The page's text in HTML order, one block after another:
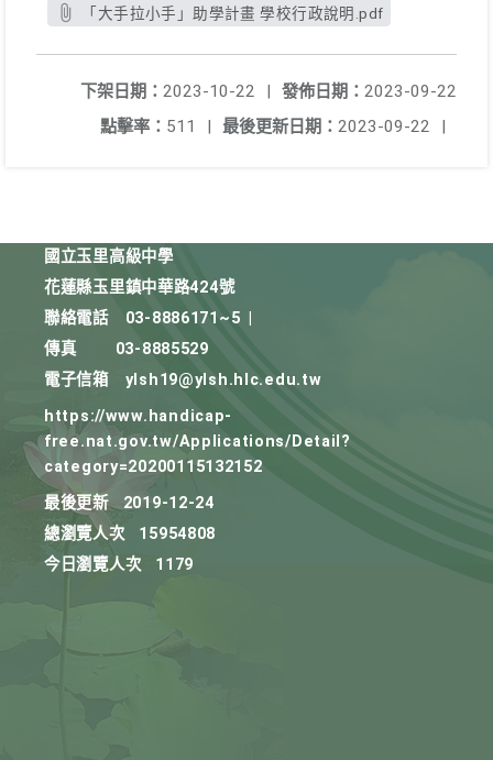
「大手拉小手」助學計畫 學校行政說明.pdf
發佈日期： 2023-09-22
下架日期： 2023-10-22
|
最後更新日期： 2023-09-22 |
點擊率： 511 |
國立玉里高級中學
花蓮縣玉里鎮中華路424號
聯絡電話
03-8886171~5
傳真
03-8885529
電子信箱
ylsh19@ylsh.hlc.edu.tw
https://www.handicap-
free.nat.gov.tw/Applications/Detail?
category=20200115132152
最後更新
2019-12-24
總瀏覽人次
15954808
今日瀏覽人次
1179